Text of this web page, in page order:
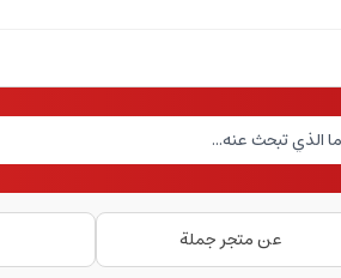
عن متجر جملة